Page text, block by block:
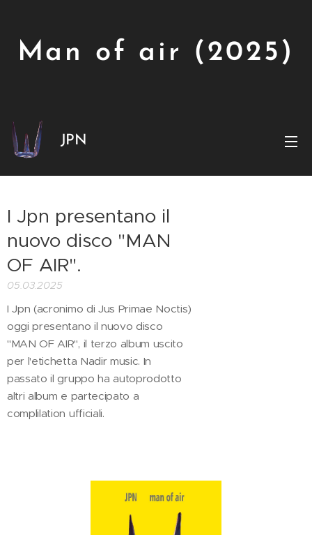
JPN
Man of air (2025)
I Jpn presentano il
nuovo disco "MAN
OF AIR".
05.03.2025
I Jpn (acronimo di Jus Primae Noctis)
oggi presentano il nuovo disco
"MAN OF AIR", il terzo album uscito
per l'etichetta Nadir music. In
passato il gruppo ha autoprodotto
altri album e partecipato a
complilation ufficiali.